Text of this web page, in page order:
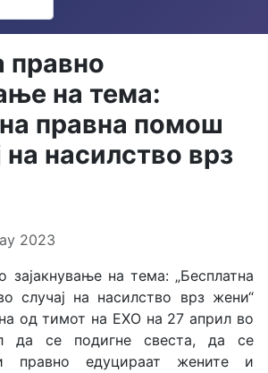
for results.
правно
на тема:
правна помош
на насилство врз
2023
зајакнување на тема: „Бесплатна
случај на насилство врз жени“
од тимот на ЕХО на 27 април во
да се подигне свеста, да се
правно едуцираат жените и